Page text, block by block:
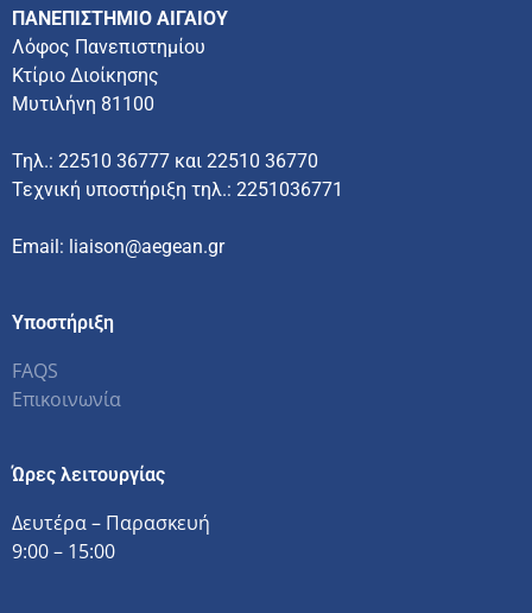
ΠΑΝΕΠΙΣΤΗΜΙΟ ΑΙΓΑΙΟΥ
Λόφος Πανεπιστημίου
Κτίριο Διοίκησης
Μυτιλήνη 81100
Τηλ.: 22510 36777 και 22510 36770
Τεχνική υποστήριξη τηλ.: 2251036771
Email: liaison@aegean.gr
Υποστήριξη
FAQS
Επικοινωνία
Ώρες λειτουργίας
Δευτέρα – Παρασκευή
9:00 – 15:00